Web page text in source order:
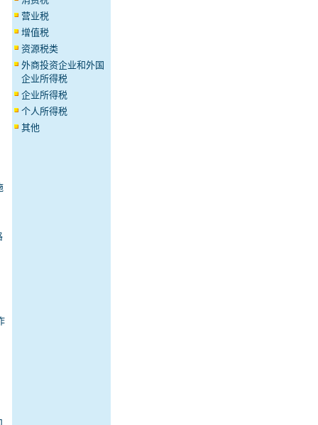
营业税
增值税
资源税类
外商投资企业和外国
企业所得税
企业所得税
个人所得税
其他